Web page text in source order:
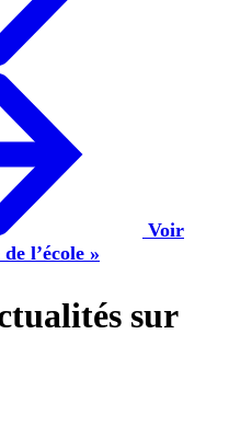
Voir
l’école »
sur